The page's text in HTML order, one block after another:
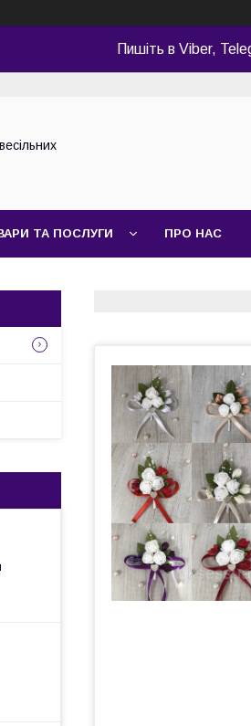
Пишіть в Viber,
ТА ПОСЛУГИ ПРО НАС